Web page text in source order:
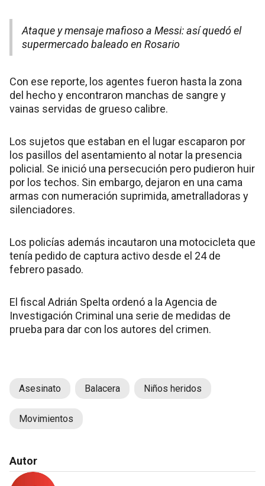
Ataque y mensaje mafioso a Messi: así quedó el
supermercado baleado en Rosario
Con ese reporte, los agentes fueron hasta la zona
del hecho y encontraron manchas de sangre y
vainas servidas de grueso calibre.
Los sujetos que estaban en el lugar escaparon por
los pasillos del asentamiento al notar la presencia
policial. Se inició una persecución pero pudieron huir
por los techos. Sin embargo, dejaron en una cama
armas con numeración suprimida, ametralladoras y
silenciadores.
Los policías además incautaron una motocicleta que
tenía pedido de captura activo desde el 24 de
febrero pasado.
El fiscal Adrián Spelta ordenó a la Agencia de
Investigación Criminal una serie de medidas de
prueba para dar con los autores del crimen.
Asesinato Balacera Niños heridos
Movimientos
Autor